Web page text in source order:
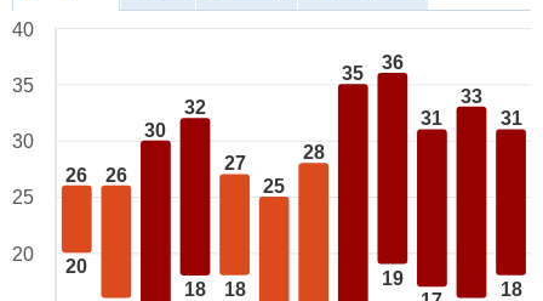
26
20
26
30
32
18
27
18
25
28
35
36
19
31
33
31
18
40
35
30
25
20